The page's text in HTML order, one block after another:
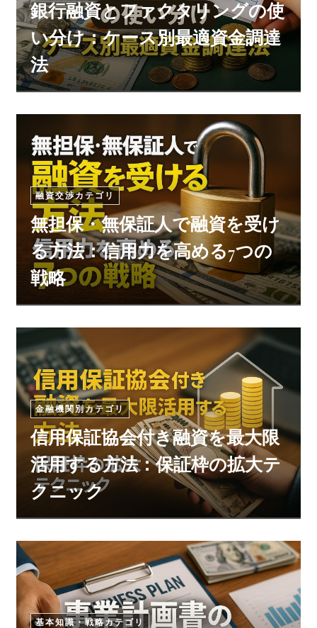
銀行融資とファクタリングの使
い分け：ケース別最適資金調達
法
融資交渉カテゴリ
無担保・無保証人で融資を受け
る方法：信用力を高める7つの
戦略
金融機関別カテゴリ
信用保証協会付き融資を最大限
活用する方法：保証枠の拡大テ
クニック
基本知識・戦略カテゴリ